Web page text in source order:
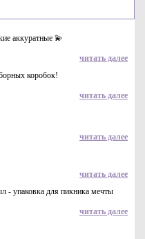
на 12 шт с прозрачным
"Fupeco
картона.
Купить
аккуратные 💫
читать далее
коробок!
читать далее
читать далее
читать далее
- упаковка для пикника мечты
читать далее